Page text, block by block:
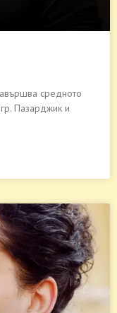
средното
Пазарджик и